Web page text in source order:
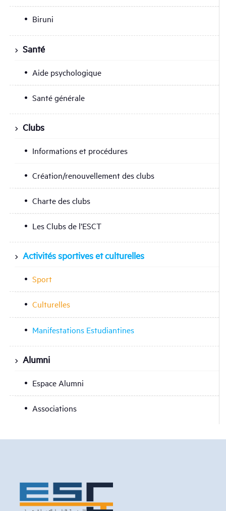
Biruni
Santé
Aide psychologique
Santé générale
Clubs
Informations et procédures
Création/renouvellement des clubs
Charte des clubs
Les Clubs de l’ESCT
Activités sportives et culturelles
Sport
Culturelles
Manifestations Estudiantines
Alumni
Espace Alumni
Associations